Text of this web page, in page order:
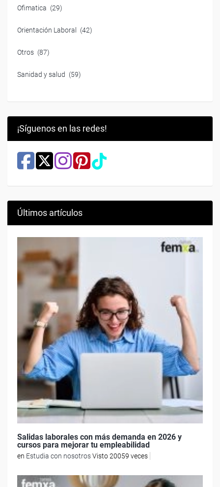
Ofimatica (29)
Orientación Laboral (42)
Otros (87)
Sanidad y salud (59)
¡Síguenos en las redes!
Últimos artículos
Salidas laborales con más demanda en 2026 y
cursos para mejorar tu empleabilidad
en Estudia con nosotrosVisto 20059 veces